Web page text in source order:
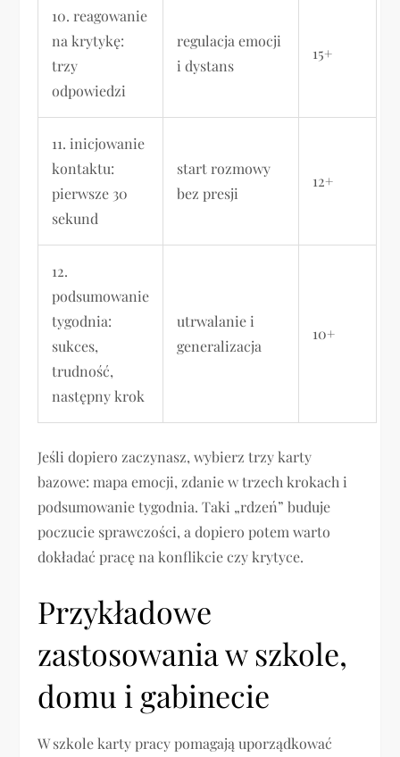
10. reagowanie
na krytykę:
trzy
odpowiedzi
regulacja emocji
i dystans
15+
11. inicjowanie
kontaktu:
pierwsze 30
sekund
start rozmowy
bez presji
12+
12.
podsumowanie
tygodnia:
sukces,
trudność,
następny krok
utrwalanie i
generalizacja
10+
Jeśli dopiero zaczynasz, wybierz trzy karty
bazowe: mapa emocji, zdanie w trzech krokach i
podsumowanie tygodnia. Taki „rdzeń” buduje
poczucie sprawczości, a dopiero potem warto
dokładać pracę na konflikcie czy krytyce.
Przykładowe
zastosowania w szkole,
domu i gabinecie
W szkole karty pracy pomagają uporządkować